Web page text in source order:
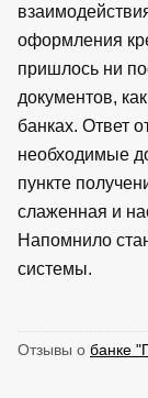
оформления
пришлось ни
документов,
банках. Ответ
необходимые
пункте
слаженная и
Напомнило
системы.
Отзывы о банке